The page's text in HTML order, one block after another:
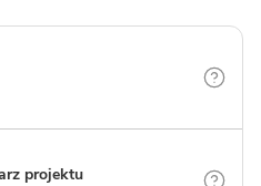
projektu